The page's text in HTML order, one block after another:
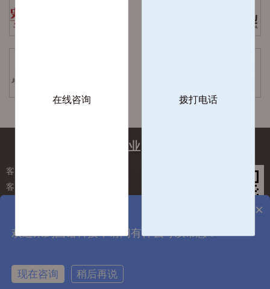
在线咨询 拨打电话
工业计量行业服务解决商
客服热线：0512-65827267
客服手机：158-6236-0173
Copyright 徐州昊诺自动化科技有限公司
×
欢迎来到国诺科技，请问有什么可以帮您？
现在咨询
稍后再说
在线咨询